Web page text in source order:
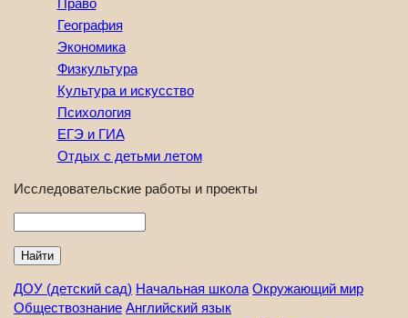
Право
География
Экономика
Физкультура
Культура и искусство
Психология
ЕГЭ и ГИА
Отдых с детьми летом
Исследовательские работы и проекты
ДОУ (детский сад) Начальная школа Окружающий мир
Обществознание Английский язык